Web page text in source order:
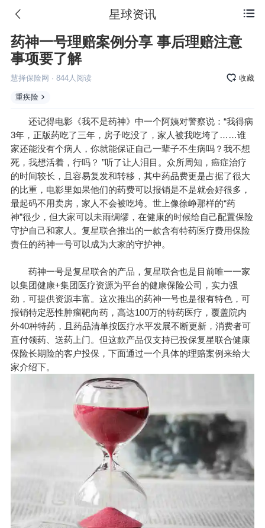
 星球资讯
药神一号理赔案例分享 事后理赔注意
事项要了解
慧择保险网 · 844人阅读 收藏
重疾险
还记得电影《我不是药神》中一个阿姨对警察说：“我得病
3年，正版药吃了三年，房子吃没了，家人被我吃垮了……谁
家还能没有个病人，你就能保证自己一辈子不生病吗？我不想
死，我想活着，行吗？ ”听了让人泪目。众所周知，癌症治疗
的时间较长，且容易复发和转移，其中药品费更是占据了很大
的比重，电影里如果他们的药费可以报销是不是就会好很多，
最起码不用卖房，家人不会被吃垮。世上像徐峥那样的“药
神”很少，但大家可以未雨绸缪，在健康的时候给自己配置保险
守护自己和家人。复星联合推出的一款含有特药医疗费用保险
责任的药神一号可以成为大家的守护神。
药神一号是复星联合的产品，复星联合也是目前唯一一家
以集团健康+集团医疗资源为平台的健康保险公司，实力强
劲，可提供资源丰富。这次推出的药神一号也是很有特色，可
报销特定恶性肿瘤靶向药，高达100万的特药医疗，覆盖院内
外40种特药，且药品清单按医疗水平发展不断更新，消费者可
直付领药、送药上门。但这款产品仅支持已投保复星联合健康
保险长期险的客户投保，下面通过一个具体的理赔案例来给大
家介绍下。